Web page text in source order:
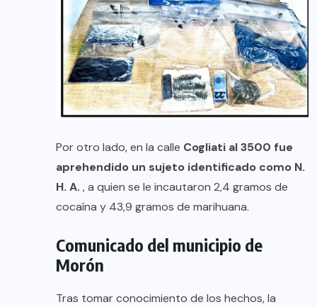
Por otro lado, en la calle Cogliati al 3500 fue
aprehendido un sujeto identificado como N.
H. A. , a quien se le incautaron 2,4 gramos de
cocaína y 43,9 gramos de marihuana.
Comunicado del municipio de
Morón
Tras tomar conocimiento de los hechos, la